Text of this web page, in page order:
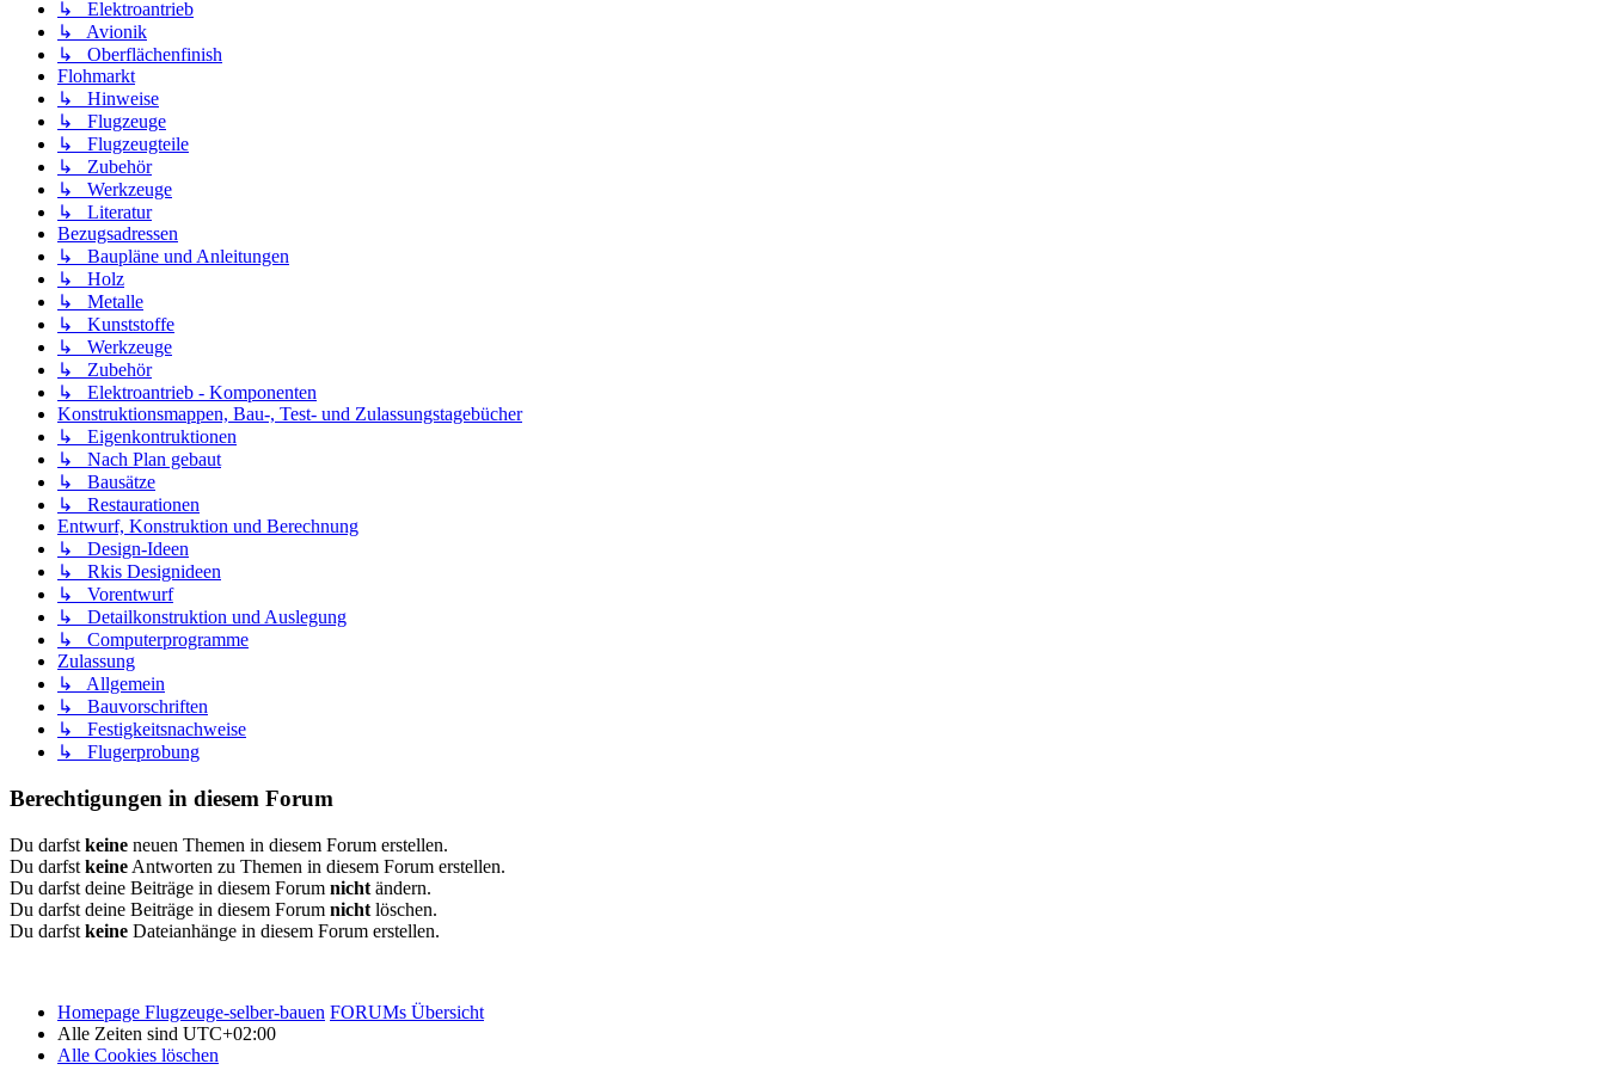
↳ Elektroantrieb
↳ Avionik
↳ Oberflächenfinish
Flohmarkt
↳ Hinweise
↳ Flugzeuge
↳ Flugzeugteile
↳ Zubehör
↳ Werkzeuge
↳ Literatur
Bezugsadressen
↳ Baupläne und Anleitungen
↳ Holz
↳ Metalle
↳ Kunststoffe
↳ Werkzeuge
↳ Zubehör
↳ Elektroantrieb - Komponenten
Konstruktionsmappen, Bau-, Test- und Zulassungstagebücher
↳ Eigenkontruktionen
↳ Nach Plan gebaut
↳ Bausätze
↳ Restaurationen
Entwurf, Konstruktion und Berechnung
↳ Design-Ideen
↳ Rkis Designideen
↳ Vorentwurf
↳ Detailkonstruktion und Auslegung
↳ Computerprogramme
Zulassung
↳ Allgemein
↳ Bauvorschriften
↳ Festigkeitsnachweise
↳ Flugerprobung
Berechtigungen in diesem Forum
Du darfst keine neuen Themen in diesem Forum erstellen.
Du darfst keine Antworten zu Themen in diesem Forum erstellen.
Du darfst deine Beiträge in diesem Forum nicht ändern.
Du darfst deine Beiträge in diesem Forum nicht löschen.
Du darfst keine Dateianhänge in diesem Forum erstellen.
Homepage Flugzeuge-selber-bauen FORUMs Übersicht
Alle Zeiten sind UTC+02:00
Alle Cookies löschen